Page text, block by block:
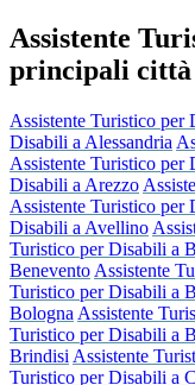
Assistente
principali città
Assistente Turistico per
Disabili a Alessandria
Assistente Turistico per
Disabili a Arezzo
Assistente Turistico per
Disabili a Avellino
Turistico per Disabili a
Benevento Assistente
Turistico per Disabili a
Bologna Assistente
Turistico per Disabili a
Brindisi Assistente
Turistico per Disabili a